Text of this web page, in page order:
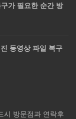
가 필요한 순간 방
동영상 파일 복구
시 방문점과 연락후